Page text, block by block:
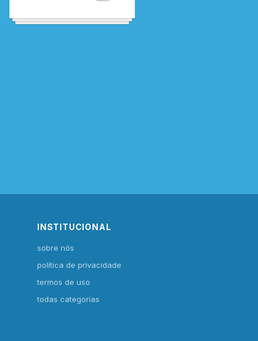
INSTITUCIONAL
sobre nós
política de privacidade
termos de uso
todas categorias